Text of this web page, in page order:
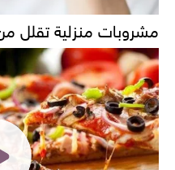
مشروبات منزلية تقلل